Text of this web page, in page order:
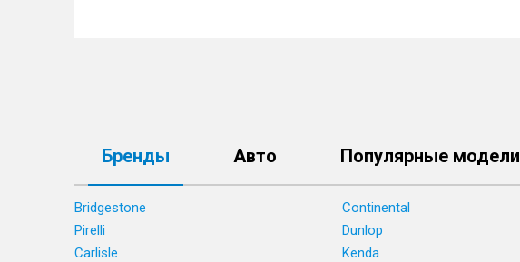
Бренды Авто Популярные модели
Bridgestone Continental
Pirelli
Dunlop
Carlisle
Kenda